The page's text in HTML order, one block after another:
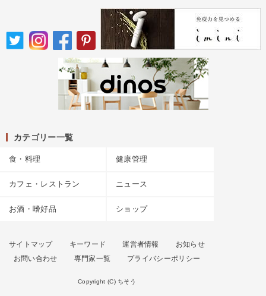
カテゴリー一覧
食・料理 健康管理
カフェ・レストラン ニュース
お酒・嗜好品 ショップ
サイトマップ キーワード 運営者情報
お知らせ
お問い合わせ
専門家一覧 プライバシーポリシー
Copyright (C) ちそう